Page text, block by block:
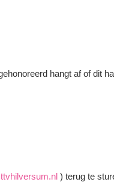
hangt af of dit
) terug te